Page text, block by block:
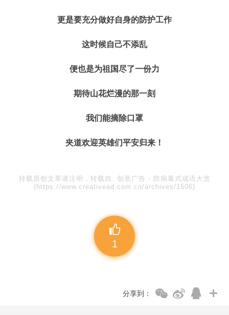
更是要充分做好自身的防护工作
这时候自己不添乱
便也是为祖国尽了一份力
期待山花烂漫的那一刻
我们能摘除口罩
夹道欢迎英雄们平安归来！
转载原创文章请注明，转载自: 创意广告 - 防病毒式成语大赏
(https://www.creativead.com.cn/archives/1506)
1
分享到：